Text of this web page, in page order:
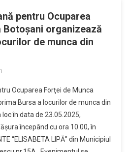
pentru Ocuparea
Botoşani organizează
de munca din
Ocuparea Forţei de Munca
Bursa a locurilor de munca din
în data de 23.05.2025,
începând cu ora 10.00, în
“ELISABETA LIPĂ” din Municipiul